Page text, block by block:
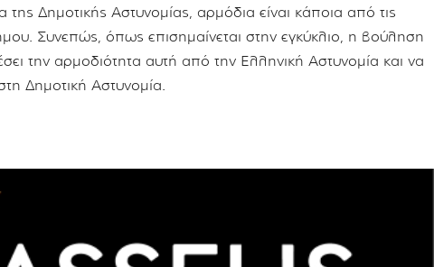
της Δημοτικής Αστυνομίας, αρμόδια είναι κάποια από τις
Συνεπώς, όπως επισημαίνεται στην εγκύκλιο, η βούληση
την αρμοδιότητα αυτή από την Ελληνική Αστυνομία και να
Δημοτική Αστυνομία.